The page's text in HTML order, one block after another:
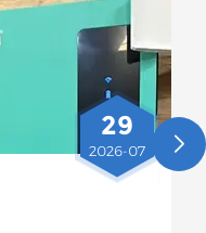
29
2026-07